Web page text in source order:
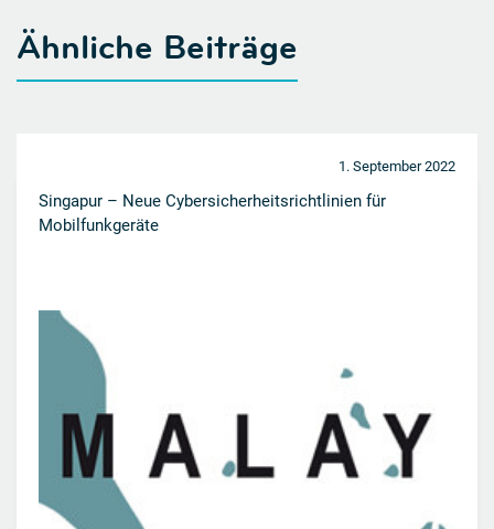
Ähnliche Beiträge
1. September 2022
Singapur – Neue Cybersicherheitsrichtlinien für
Mobilfunkgeräte